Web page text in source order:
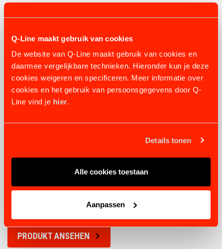
Q-Line maakt gebruik van cookies
De website van Q-Line maakt gebruik van cookies en
daarmee vergelijkbare technieken. Hieronder kun je deze
cookies weigeren en specificeren. Meer informatie over
cookies en het gebruik van persoonsgegevens door Q-
Line vind je hier.
Details tonen
Alle cookies toestaan
Aanpassen
VERWANDTE PRODUKTE
DÜSENROHRBEREGNUNG
ab 12.141,09 €
PRODUKT ANSEHEN